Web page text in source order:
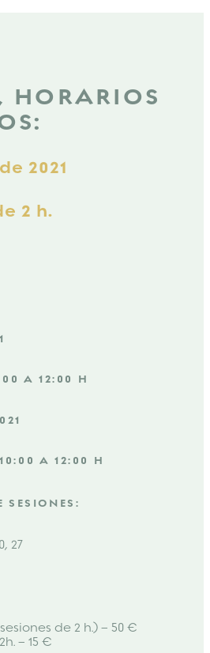
HORARIOS
2021
2 h.
A 12:00 H
A 12:00 H
SESIONES:
27
de 2 h.) – 50 €
– 15 €